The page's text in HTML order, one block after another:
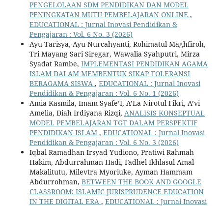
PENGELOLAAN SDM PENDIDIKAN DAN MODEL
PENINGKATAN MUTU PEMBELAJARAN ONLINE ,
EDUCATIONAL : Jurnal Inovasi Pendidikan &
Pengajaran : Vol. 6 No. 3 (2026)
Ayu Tarisya, Ayu Nurcahyanti, Rohimatul Maghfiroh,
Tri Mayang Sari Siregar, Wawalia Syahputri, Mirza
Syadat Rambe, IMPLEMENTASI PENDIDIKAN AGAMA
ISLAM DALAM MEMBENTUK SIKAP TOLERANSI
BERAGAMA SISWA , EDUCATIONAL : Jurnal Inovasi
Pendidikan & Pengajaran : Vol. 6 No. 1 (2026)
Amia Kasmila, Imam Syafe’I, A’La Nirotul Fikri, A’vi
Amelia, Diah Irdiyana Rizqi, ANALISIS KONSEPTUAL
MODEL PEMBELAJARAN TGT DALAM PERSPEKTIF
PENDIDIKAN ISLAM , EDUCATIONAL : Jurnal Inovasi
Pendidikan & Pengajaran : Vol. 6 No. 3 (2026)
Iqbal Ramadhan Irsyad Yudiono, Pratiwi Rahmah
Hakim, Abdurrahman Hadi, Fadhel Ikhlasul Amal
Makalitutu, Milevtra Myoriuke, Ayman Hammam
Abdurrohman, BETWEEN THE BOOK AND GOOGLE
CLASSROOM: ISLAMIC JURISPRUDENCE EDUCATION
IN THE DIGITAL ERA , EDUCATIONAL : Jurnal Inovasi